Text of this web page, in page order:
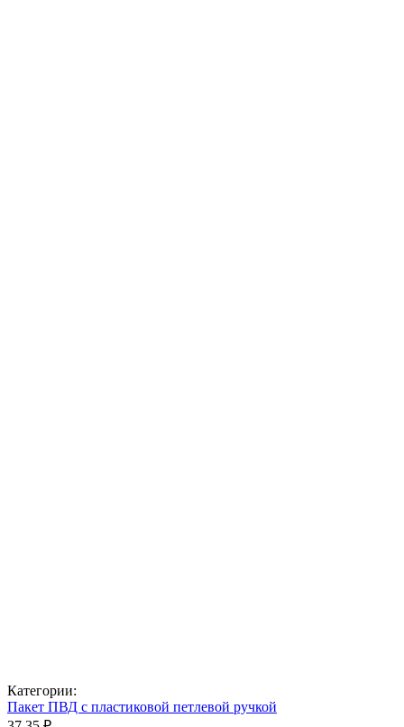
Категории:
Пакет ПВД с пластиковой петлевой ручкой